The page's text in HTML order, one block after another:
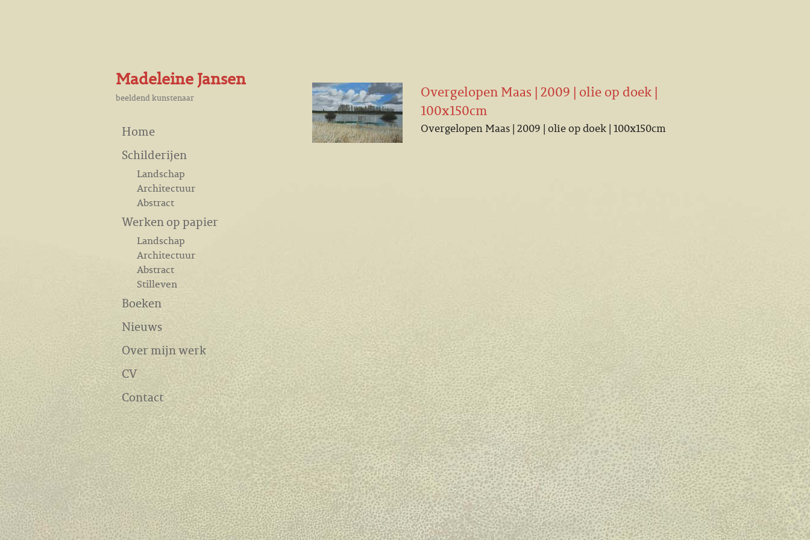
Overgelopen Maas | 2009 | olie op doek |
100x150cm
Overgelopen Maas | 2009 | olie op doek | 100x150cm
Madeleine Jansen
beeldend kunstenaar
Home
Schilderijen
Landschap
Architectuur
Abstract
Werken op papier
Landschap
Architectuur
Abstract
Stilleven
Boeken
Nieuws
Over mijn werk
CV
Contact